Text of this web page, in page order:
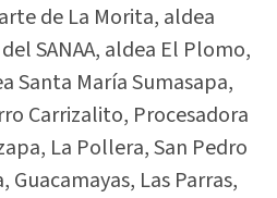
de La Morita, aldea
SANAA, aldea El Plomo,
Santa María Sumasapa,
Carrizalito, Procesadora
La Pollera, San Pedro
Guacamayas, Las Parras,